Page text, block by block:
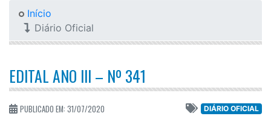
Início
Diário Oficial
EDITAL ANO III – Nº 341
PUBLICADO EM: 31/07/2020 DIÁRIO OFICIAL